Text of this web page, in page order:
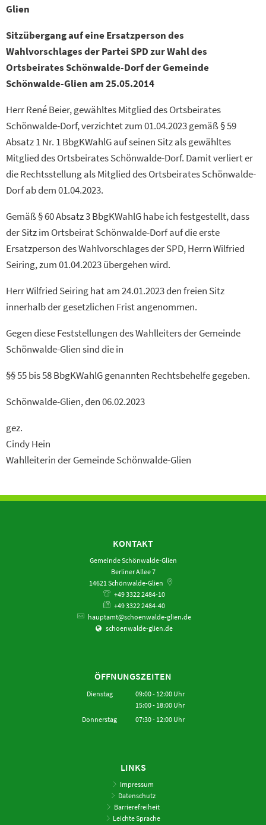
Glien
Sitzübergang auf eine Ersatzperson des
Wahlvorschlages der Partei SPD zur Wahl des
Ortsbeirates Schönwalde-Dorf der Gemeinde
Schönwalde-Glien am 25.05.2014
Herr René Beier, gewähltes Mitglied des Ortsbeirates
Schönwalde-Dorf, verzichtet zum 01.04.2023 gemäß § 59
Absatz 1 Nr. 1 BbgKWahlG auf seinen Sitz als gewähltes
Mitglied des Ortsbeirates Schönwalde-Dorf. Damit verliert er
die Rechtsstellung als Mitglied des Ortsbeirates Schönwalde-
Dorf ab dem 01.04.2023.
Gemäß § 60 Absatz 3 BbgKWahlG habe ich festgestellt, dass
der Sitz im Ortsbeirat Schönwalde-Dorf auf die erste
Ersatzperson des Wahlvorschlages der SPD, Herrn Wilfried
Seiring, zum 01.04.2023 übergehen wird.
Herr Wilfried Seiring hat am 24.01.2023 den freien Sitz
innerhalb der gesetzlichen Frist angenommen.
Gegen diese Feststellungen des Wahlleiters der Gemeinde
Schönwalde-Glien sind die in
§§ 55 bis 58 BbgKWahlG genannten Rechtsbehelfe gegeben.
Schönwalde-Glien, den 06.02.2023
gez.
Cindy Hein
Wahlleiterin der Gemeinde Schönwalde-Glien
KONTAKT
Gemeinde Schönwalde-Glien
Berliner Allee 7
14621Schönwalde-Glien
+49 3322 2484-10
+49 3322 2484-40
hauptamt@schoenwalde-glien.de
schoenwalde-glien.de
ÖFFNUNGSZEITEN
Dienstag 09:00- 12:00Uhr
Von 09:00 bis 12:00 Uhr
15:00- 18:00Uhr
Von 15:00 bis 18:00 Uhr
Donnerstag 07:30- 12:00Uhr
LINKS
Impressum
Datenschutz
Barrierefreiheit
Leichte Sprache